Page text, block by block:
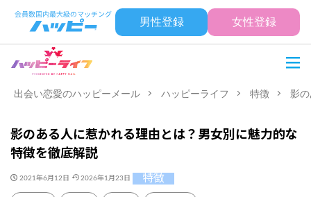
男性登録 女性登録
出会い恋愛のハッピーメール ハッピーライフ 特徴 影
影のある人に惹かれる理由とは？男女別に魅力的な
特徴を徹底解説
2021年6月12日 2026年1月23日 特徴